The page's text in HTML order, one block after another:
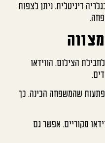
דיגיטלית. ניתן לצפות
הצילום. הווידאו
שהמשפחה הכינה. כך
מקוריים. אפשר גם